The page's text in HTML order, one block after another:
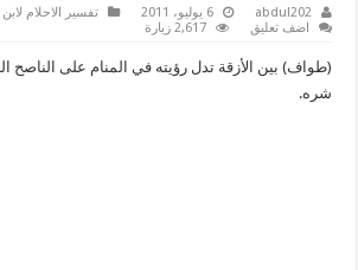
abdul202 6 يوليو، 2011
تفسير الاحلام
اضف تعليق
2,617 زيارة
(طواف) بين الأزقة تدل رؤيته في المنام على
شره.